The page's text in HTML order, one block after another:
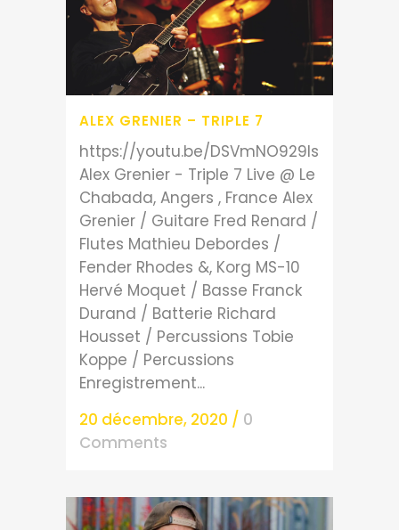
ALEX GRENIER – TRIPLE 7
https://youtu.be/DSVmNO929ls
Alex Grenier - Triple 7 Live @ Le
Chabada, Angers , France Alex
Grenier / Guitare Fred Renard /
Flutes Mathieu Debordes /
Fender Rhodes &, Korg MS-10
Hervé Moquet / Basse Franck
Durand / Batterie Richard
Housset / Percussions Tobie
Koppe / Percussions
Enregistrement...
20 décembre, 2020 / 0
Comments